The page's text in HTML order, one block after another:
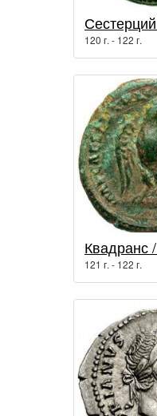
120 г. - 122 г.
121 г. - 122 г.